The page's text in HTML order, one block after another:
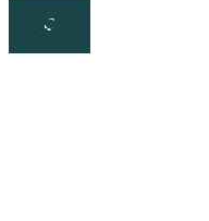
Facebook